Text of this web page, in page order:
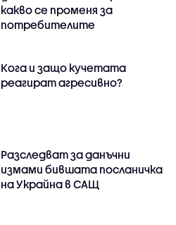
какво се променя за
потребителите
Кога и защо кучетата
реагират агресивно?
Разследват за данъчни
измами бившата посланичка
на Украйна в САЩ